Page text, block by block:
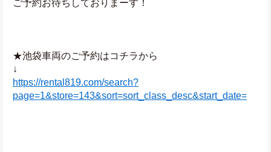
ご予約お待ちしておりまーす！
★池袋車両のご予約はコチラから
↓
https://rental819.com/search?
page=1&store=143&sort=sort_class_desc&start_date=